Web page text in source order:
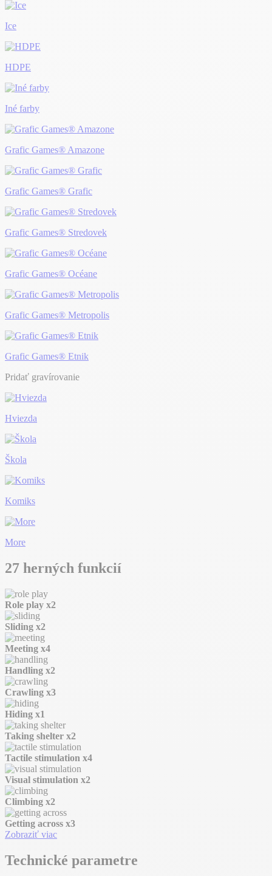
Ice
HDPE
Iné farby
Grafic Games® Amazone
Grafic Games® Grafic
Grafic Games® Stredovek
Grafic Games® Océane
Grafic Games® Metropolis
Grafic Games® Etnik
Pridať gravírovanie
Hviezda
Škola
Komiks
More
27 herných funkcií
Role play x2
Sliding x2
Meeting x4
Handling x2
Crawling x3
Hiding x1
Taking shelter x2
Tactile stimulation x4
Visual stimulation x2
Climbing x2
Getting across x3
Zobraziť viac
Technické parametre